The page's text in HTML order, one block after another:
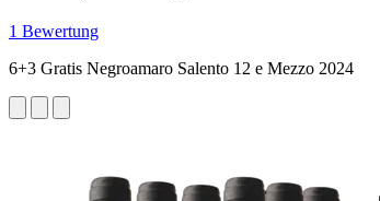
1 Bewertung
6+3 Gratis Negroamaro Salento 12 e Mezzo 2024